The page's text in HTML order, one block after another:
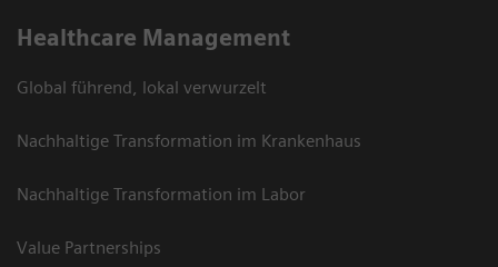
Healthcare Management
Global führend, lokal verwurzelt
Nachhaltige Transformation im Krankenhaus
Nachhaltige Transformation im Labor
Value Partnerships